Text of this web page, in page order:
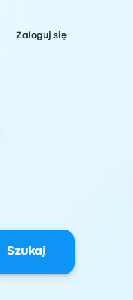
Zaloguj się
Szukaj